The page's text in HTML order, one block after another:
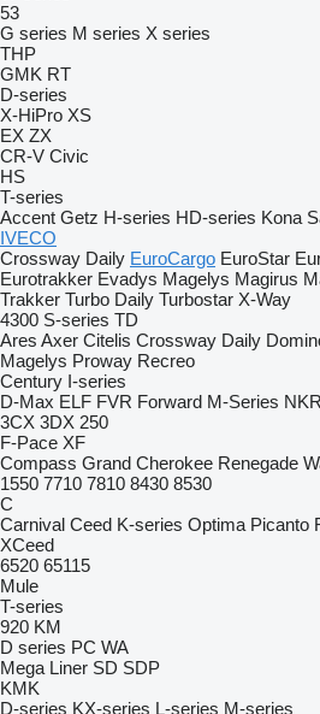
53
G series M series X series
THP
GMK RT
D-series
X-HiPro XS
EX ZX
CR-V Civic
HS
T-series
Accent Getz H-series HD-series Kona
IVECO
Crossway Daily EuroCargo EuroStar
Eurotrakker Evadys Magelys Magirus
Trakker Turbo Daily Turbostar X-Way
4300 S-series TD
Ares Axer Citelis Crossway Daily
Magelys Proway Recreo
Century I-series
D-Max ELF FVR Forward M-Series NKR
3CX 3DX 250
F-Pace XF
Compass Grand Cherokee Renegade
1550 7710 7810 8430 8530
C
Carnival Ceed K-series Optima Picanto
XCeed
6520 65115
Mule
T-series
920 KM
D series PC WA
Mega Liner SD SDP
KMK
D-series KX-series L-series M-series